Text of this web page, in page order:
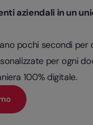
aziendali in un
pochi secondi per
per ogni
100% digitale.